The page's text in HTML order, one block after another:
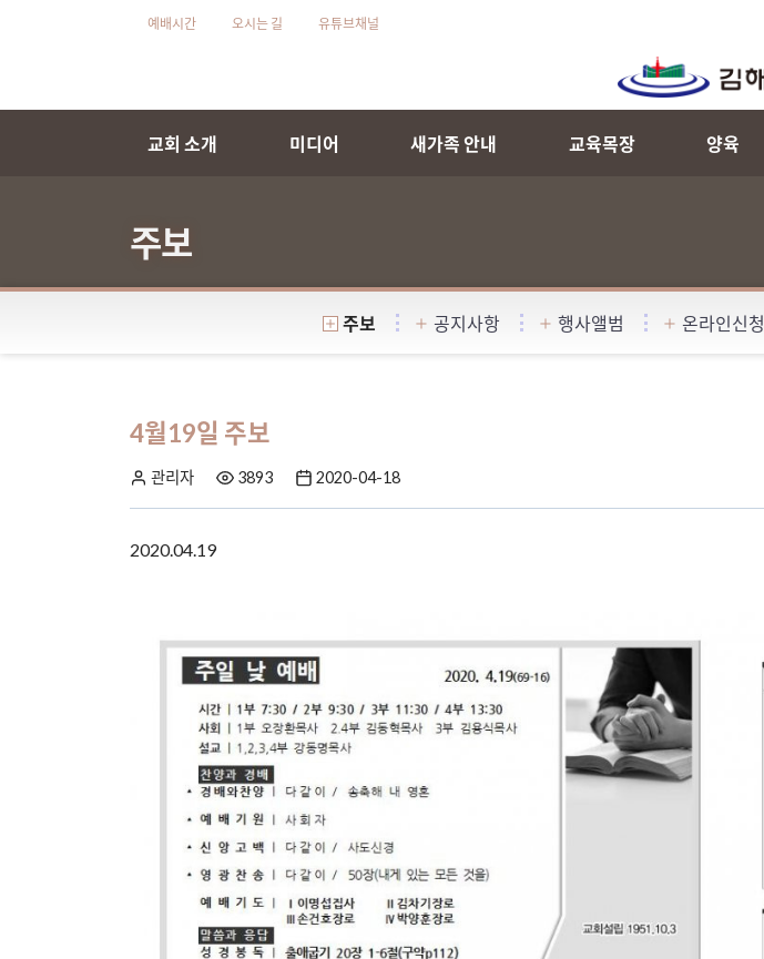
예배시간 오시는 길 유튜브채널
교회 소개 미디어 새가족 안내 교육목장 양육
주보
주보 공지사항 행사앨범 온라인신청
4월19일 주보
관리자 3893 2020-04-18
2020.04.19